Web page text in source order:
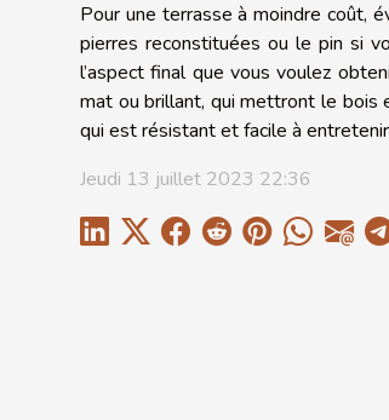
Pour une terrasse à moindre coût,
pierres reconstituées ou le pin si
l’aspect final que vous voulez
mat ou brillant, qui mettront le bois
qui est résistant et facile à
Jeudi 13 juillet 2023 22:36